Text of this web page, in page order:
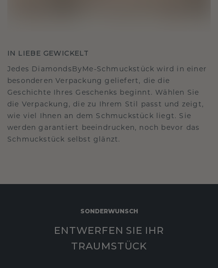
IN LIEBE GEWICKELT
Jedes DiamondsByMe-Schmuckstück wird in einer
besonderen Verpackung geliefert, die die
Geschichte Ihres Geschenks beginnt. Wählen Sie
die Verpackung, die zu Ihrem Stil passt und zeigt,
wie viel Ihnen an dem Schmuckstück liegt. Sie
werden garantiert beeindrucken, noch bevor das
Schmuckstück selbst glänzt.
SONDERWUNSCH
ENTWERFEN SIE IHR
TRAUMSTÜCK